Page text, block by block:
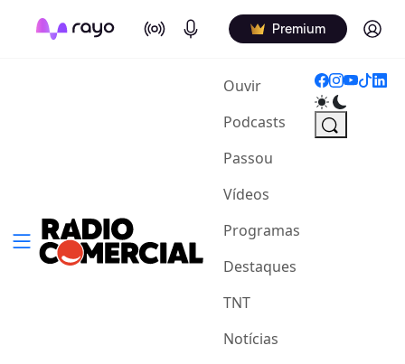
On Air Podcasts Premium Log in
Ouvir(current)
Podcasts
Passou
Vídeos
Programas
Destaques
TNT
Notícias